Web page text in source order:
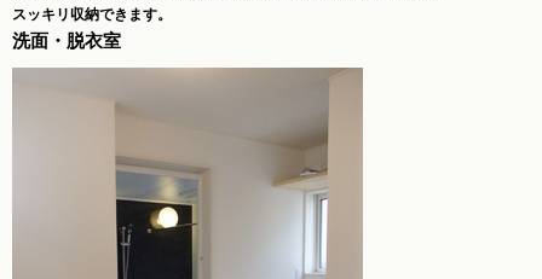
スッキリ収納できます。
洗面・脱衣室